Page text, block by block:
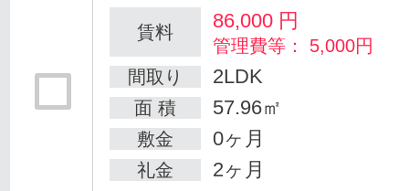
賃料 86,000 円
管理費等： 5,000円
間取り
2LDK
面 積 57.96㎡
敷金 0ヶ月
礼金 2ヶ月